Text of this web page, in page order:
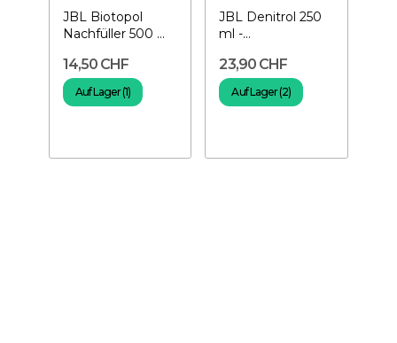
JBL Biotopol
Nachfüller 500 ml
14,50 CHF
Auf Lager (1)
JBL Denitrol 250
ml -
23,90 CHF
Auf Lager (2)